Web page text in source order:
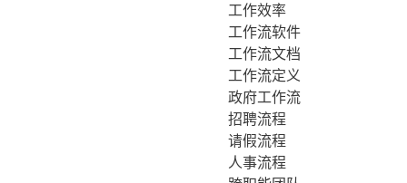
工作效率
工作流软件
工作流文档
工作流定义
政府工作流
招聘流程
请假流程
人事流程